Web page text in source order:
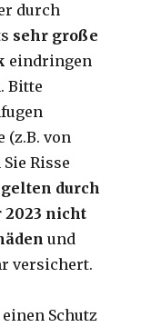
durch
sehr große
eindringen
Bitte
(z.B. von
Risse
gelten durch
2023 nicht
und
versichert.
Schutz